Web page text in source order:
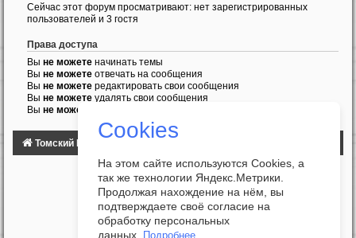
Сейчас этот форум просматривают: нет зарегистрированных
пользователей и 3 гостя
Права доступа
Вы не можете начинать темы
Вы не можете отвечать на сообщения
Вы не можете редактировать свои сообщения
Вы не можете удалять свои сообщения
Вы не можете
Томский Клуб Автомобилистов
Cookies
На этом сайте используются Cookies, а
так же технологии Яндекс.Метрики.
Продолжая нахождение на нём, вы
подтверждаете своё согласие на
обработку персональных
данных.
Подробнее...